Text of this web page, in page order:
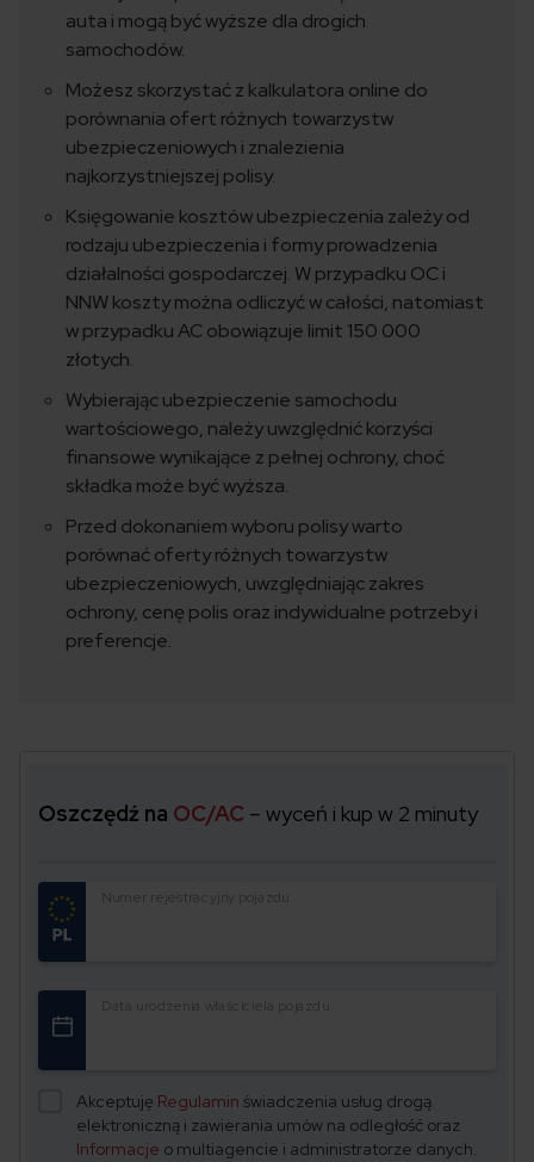
auta i mogą być wyższe dla drogich
samochodów.
Możesz skorzystać z kalkulatora online do
porównania ofert różnych towarzystw
ubezpieczeniowych i znalezienia
najkorzystniejszej polisy.
Księgowanie kosztów ubezpieczenia zależy od
rodzaju ubezpieczenia i formy prowadzenia
działalności gospodarczej. W przypadku OC i
NNW koszty można odliczyć w całości, natomiast
w przypadku AC obowiązuje limit 150 000
złotych.
Wybierając ubezpieczenie samochodu
wartościowego, należy uwzględnić korzyści
finansowe wynikające z pełnej ochrony, choć
składka może być wyższa.
Przed dokonaniem wyboru polisy warto
porównać oferty różnych towarzystw
ubezpieczeniowych, uwzględniając zakres
ochrony, cenę polis oraz indywidualne potrzeby i
preferencje.
Oszczędź na OC/AC – wyceń i kup w 2 minuty
Numer rejestracyjny pojazdu
Data urodzenia właściciela pojazdu
Akceptuję Regulamin świadczenia usług drogą
elektroniczną i zawierania umów na odległość oraz
Informacje o multiagencie i administratorze danych.